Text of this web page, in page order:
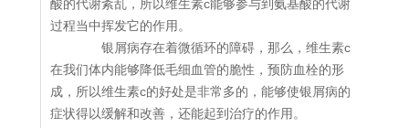
酸的代谢紊乱，所以维生素c能够参与到氨基酸的代谢
过程当中挥发它的作用。
银屑病存在着微循环的障碍，那么，维生素c
在我们体内能够降低毛细血管的脆性，预防血栓的形
成，所以维生素c的好处是非常多的，能够使银屑病的
症状得以缓解和改善，还能起到治疗的作用。